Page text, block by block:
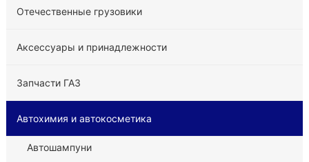
Отечественные грузовики
Аксессуары и принадлежности
Запчасти ГАЗ
Автохимия и автокосметика
Автошампуни